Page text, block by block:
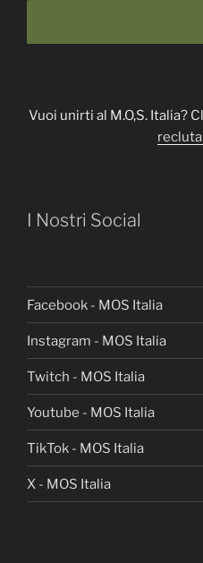
Vuoi unirti al M.O,S. Italia?
I Nostri Social
Facebook - MOS Italia
Instagram - MOS Italia
Twitch - MOS Italia
Youtube - MOS Italia
TikTok - MOS Italia
X - MOS Italia